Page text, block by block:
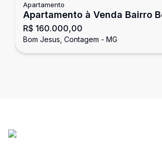
Apartamento
Apartamento à Venda Bairro Bom Jesus
CONTAGEM
R$ 160.000,00
Bom Jesus, Contagem - MG